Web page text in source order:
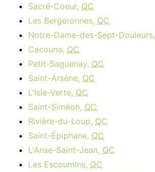
Sacré-Coeur, QC
Les Bergeronnes, QC
Notre-Dame-des-Sept-Douleurs,
Cacouna, QC
Petit-Saguenay, QC
Saint-Arsène, QC
L'Isle-Verte, QC
Saint-Siméon, QC
Rivière-du-Loup, QC
Saint-Épiphane, QC
L'Anse-Saint-Jean, QC
Les Escoumins, QC